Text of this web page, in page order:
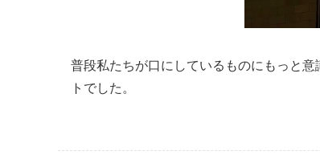
普段私たちが口にしているものにもっと
トでした。